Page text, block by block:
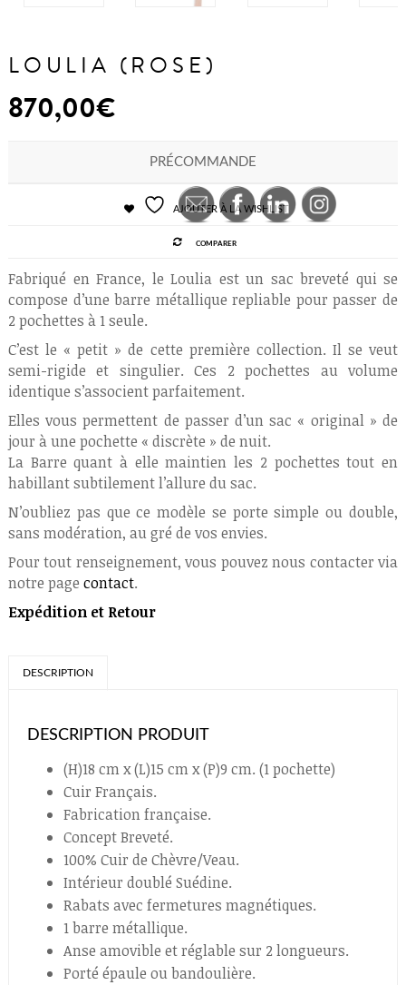
LOULIA (ROSE)
870,00€
PRÉCOMMANDE
AJOUTER À LA WISHLIST
COMPARER
Fabriqué en France, le Loulia est un sac breveté qui se
compose d’une barre métallique repliable pour passer de
2 pochettes à 1 seule.
C’est le « petit » de cette première collection. Il se veut
semi-rigide et singulier. Ces 2 pochettes au volume
identique s’associent parfaitement.
Elles vous permettent de passer d’un sac « original » de
jour à une pochette « discrète » de nuit.
La Barre quant à elle maintien les 2 pochettes tout en
habillant subtilement l’allure du sac.
N’oubliez pas que ce modèle se porte simple ou double,
sans modération, au gré de vos envies.
Pour tout renseignement, vous pouvez nous contacter via
notre page contact.
Expédition et Retour
DESCRIPTION
DESCRIPTION PRODUIT
(H)18 cm x (L)15 cm x (P)9 cm. (1 pochette)
Cuir Français.
Fabrication française.
Concept Breveté.
100% Cuir de Chèvre/Veau.
Intérieur doublé Suédine.
Rabats avec fermetures magnétiques.
1 barre métallique.
Anse amovible et réglable sur 2 longueurs.
Porté épaule ou bandoulière.